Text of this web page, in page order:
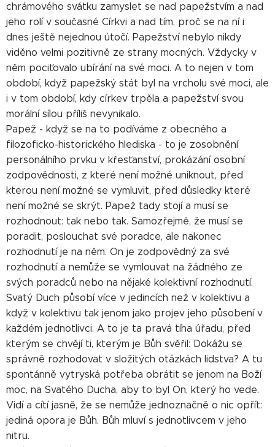
chrámového svátku zamyslet se nad papežstvím a nad
jeho rolí v současné Církvi a nad tím, proč se na ní i
dnes ještě nejednou útočí. Papežství nebylo nikdy
viděno velmi pozitivně ze strany mocných. Vždycky v
něm pociťovalo ubírání na své moci. A to nejen v tom
období, když papežský stát byl na vrcholu své moci, ale
i v tom období, kdy církev trpěla a papežství svou
morální sílou příliš nevynikalo.
Papež - když se na to podíváme z obecného a
filozoficko-historického hlediska - to je zosobnění
personálního prvku v křesťanství, prokázání osobní
zodpovědnosti, z které není možné uniknout, před
kterou není možné se vymluvit, před důsledky které
není možné se skrýt. Papež tady stojí a musí se
rozhodnout: tak nebo tak. Samozřejmě, že musí se
poradit, poslouchat své poradce, ale nakonec
rozhodnutí je na něm. On je zodpovědný za své
rozhodnutí a nemůže se vymlouvat na žádného ze
svých poradců nebo na nějaké kolektivní rozhodnutí.
Svatý Duch působí více v jedincích než v kolektivu a
když v kolektivu tak jenom jako projev jeho působení v
každém jednotlivci. A to je ta pravá tíha úřadu, před
kterým se chvějí ti, kterým je Bůh svěřil: Dokážu se
správně rozhodovat v složitých otázkách lidstva? A tu
spontánně vytryská potřeba obrátit se jenom na Boží
moc, na Svatého Ducha, aby to byl On, který ho vede.
Vidí a cítí jasně, že se nemůže jednoznačně o nic opřít:
jediná opora je Bůh. Bůh mluví s jednotlivcem v jeho
nitru.